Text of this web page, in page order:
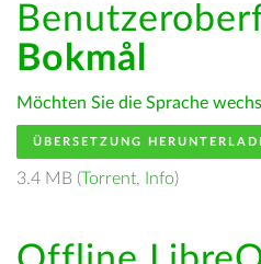
Bokmål
Möchten Sie die Sprache
ÜBERSETZUNG
3.4 MB (Torrent, Info)